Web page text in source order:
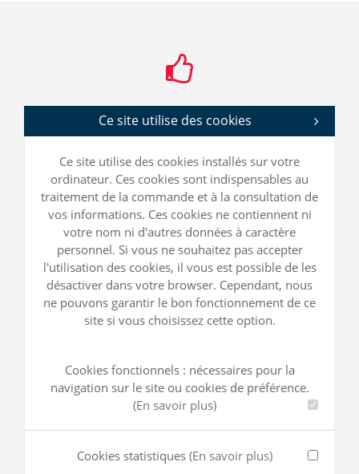
Ce site utilise des cookies
Ce site utilise des cookies installés sur votre
ordinateur. Ces cookies sont indispensables au
traitement de la commande et à la consultation de
vos informations. Ces cookies ne contiennent ni
votre nom ni d'autres données à caractère
personnel. Si vous ne souhaitez pas accepter
l'utilisation des cookies, il vous est possible de les
désactiver dans votre browser. Cependant, nous
ne pouvons garantir le bon fonctionnement de ce
site si vous choisissez cette option.
Cookies fonctionnels : nécessaires pour la
navigation sur le site ou cookies de préférence.
(En savoir plus)
Cookies statistiques (En savoir plus)